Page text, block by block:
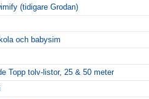
(tidigare Grodan)
och babysim
Topp tolv-listor, 25 & 50 meter